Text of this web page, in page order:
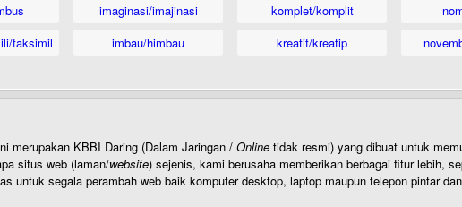
faksimil
imaginasi/imajinasi
imbau/himbau
komplet/komplit
kreatif/kreatip
merupakan KBBI Daring (Dalam Jaringan / Online tidak resmi) yang dibuat untuk
situs web (laman/website) sejenis, kami berusaha memberikan berbagai fitur lebih,
untuk segala perambah web baik komputer desktop, laptop maupun telepon pintar